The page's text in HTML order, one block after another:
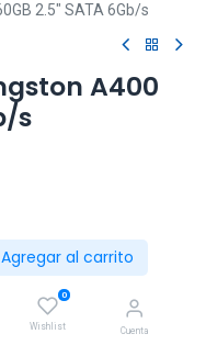
Agregar al carrito
0
Wishlist Cuenta
2.5" SATA 6Gb/s
A400
s
Comprar
ahora